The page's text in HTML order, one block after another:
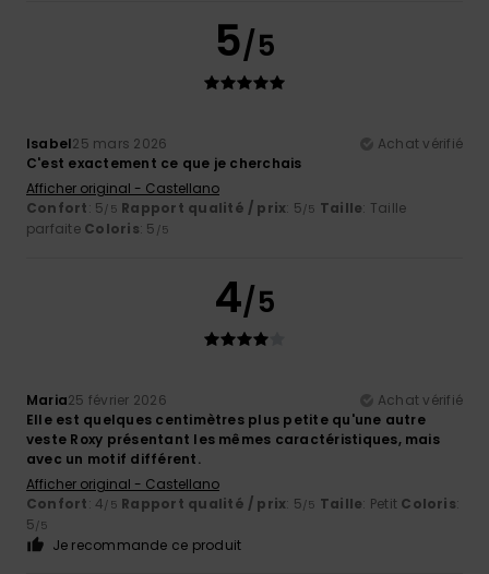
5/5
Isabel25 mars 2026
Achat vérifié
C'est exactement ce que je cherchais
Afficher original - Castellano
Confort: 5/5 Rapport qualité / prix: 5/5 Taille: Taille
parfaite Coloris: 5 /5
4/5
Maria25 février 2026
Achat vérifié
Elle est quelques centimètres plus petite qu'une autre
veste Roxy présentant les mêmes caractéristiques, mais
avec un motif différent.
Afficher original - Castellano
Confort: 4/5 Rapport qualité / prix: 5/5 Taille: Petit Coloris:
5/5
Je recommande ce produit